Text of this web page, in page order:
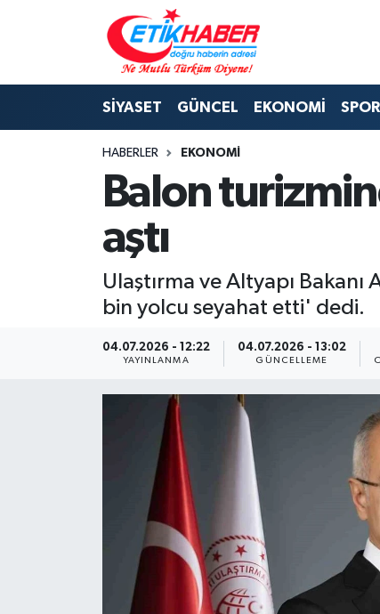
SİYASET GÜNCEL EKONOMİ SPOR
HABERLER EKONOMİ
Balon
aştı
Ulaştırma ve Altyapı
bin yolcu seyahat etti' dedi.
04.07.2026 - 12:22
YAYINLANMA
04.07.2026 - 13:02
GÜNCELLEME
BİLİM-TEKNOLOJİ
DIŞ POLİTİKA
EĞİTİM GENÇLİK
EKONOMİ
KÖŞE YAZILARI
KÜLTÜR-SANAT-MAGAZİN
Nöbetçi Eczaneler
Hava Durumu
İstanbul Namaz Vakitleri
Trafik Durumu
Süper Lig Puan Durumu ve Fikstür
Tüm Manşetler
Son Dakika Haberleri